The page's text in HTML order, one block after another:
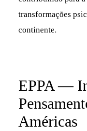
transformações
continente.
EPPA —
Américas